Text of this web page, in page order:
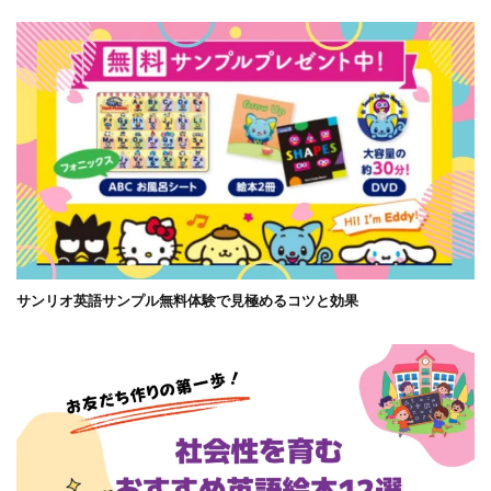
サンリオ英語サンプル無料体験で見極めるコツと効果